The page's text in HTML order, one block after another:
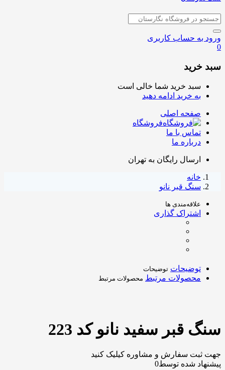
ورود به حساب کاربری
0
سبد خرید
سبد خرید شما خالی است
به خرید ادامه دهید
صفحه اصلی
فروشگاه
تماس با ما
درباره ما
ارسال رایگان به تهران
خانه
سنگ قبر نانو
علاقه‌مندی ها
اشتراک گذاری
توضیحات توضیحات
محصولات مرتبط محصولات مرتبط
سنگ قبر سفید نانو کد 223
جهت ثبت سفارش و مشاوره کیلیک کنید
پیشنهاد شده توسط0